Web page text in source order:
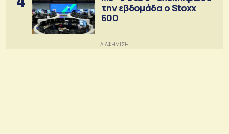
την εβδομάδα ο Stoxx
600